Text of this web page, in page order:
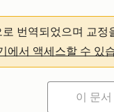
번역되었으며 교정
에서 액세스할 수 있